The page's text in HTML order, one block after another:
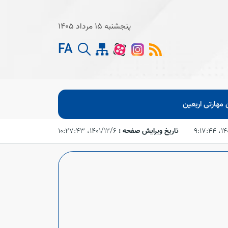
پنجشنبه 15 مرداد 1405
FA
اربعین
تاریخ ویرایش صفحه : ۱۴۰۱/۱۲/۶،‏ ۱۰:۲۷:۴۳